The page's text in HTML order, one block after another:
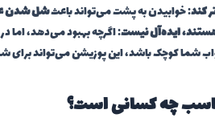
کند: خوابیدن به پشت می‌تواند باعثشل شدن
ایده‌آل نیست: اگرچه بهبود می‌دهد،
شما کوچک باشد، این پوزیشن می‌تواند برای
چه کسانی است؟